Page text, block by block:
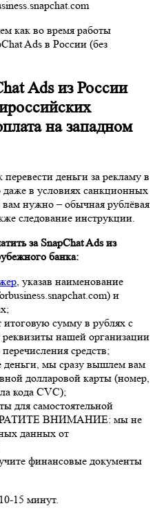
как во время работы
Ads в России (без
Ads из России
на западном
деньги за рекламу в
даже в условиях санкционных
нужно – обычная рублёвая
следование инструкции.
за SnapChat Adsиз
банка:
, указав наименование
и
сумму в рублях с
нашей организации
средств;
деньги, мы сразу вышлем вам
долларовой карты (номер,
кода CVC);
для самостоятельной
ВНИМАНИЕ: мы не
данных от
финансовые документы
15 минут.